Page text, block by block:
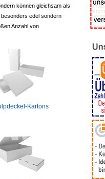
können gleichsam als
edel sondern
Anzahl von
Kartons